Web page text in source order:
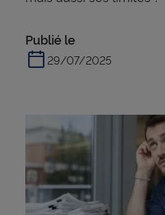
Publié le
29/07/2025